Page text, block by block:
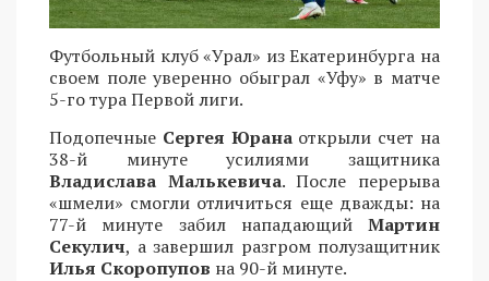
Футбольный клуб «Урал» из Екатеринбурга на
своем поле уверенно обыграл «Уфу» в матче
5-го тура Первой лиги.
Подопечные Сергея Юрана открыли счет на
38-й минуте усилиями защитника
Владислава Малькевича. После перерыва
«шмели» смогли отличиться еще дважды: на
77-й минуте забил нападающий Мартин
Секулич, а завершил разгром полузащитник
Илья Скоропупов на 90-й минуте.